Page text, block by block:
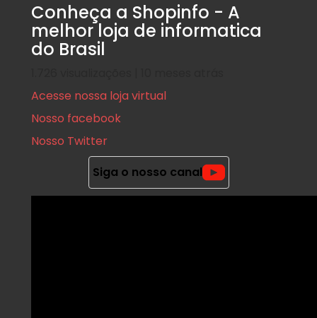
Conheça a Shopinfo - A
melhor loja de informatica
do Brasil
Acesse nossa loja virtual
Nosso facebook
Nosso Twitter
Siga o nosso canal